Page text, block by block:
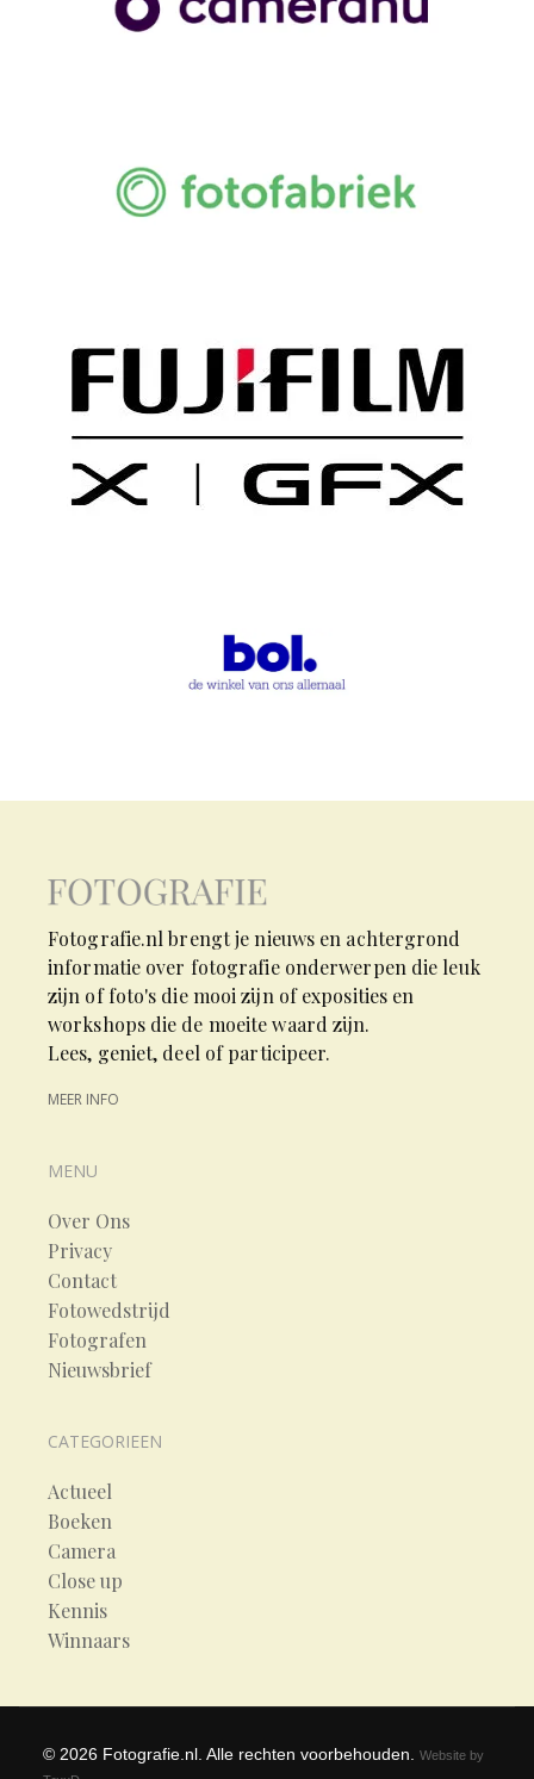
Fotografie.nl brengt je nieuws en achtergrond
informatie over fotografie onderwerpen die leuk
zijn of foto's die mooi zijn of exposities en
workshops die de moeite waard zijn.
Lees, geniet, deel of participeer.
MEER INFO
MENU
Over Ons
Privacy
Contact
Fotowedstrijd
Fotografen
Nieuwsbrief
CATEGORIEEN
Actueel
Boeken
Camera
Close up
Kennis
Winnaars
© 2026 Fotografie.nl. Alle rechten voorbehouden.
Website by